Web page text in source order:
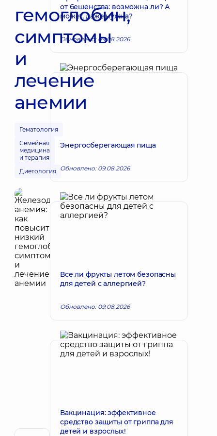
гемоглобин,
симптомы
и
лечение
анемии
Гематология
Семейная
медицина
и терапия
Диетология
от бешенства: возможна ли? А
может, даже нужна?
Обновлено: 09.08.2026
Энергосберегающая пища
Обновлено: 09.08.2026
Все ли фрукты летом безопасны
для детей с аллергией?
Обновлено: 09.08.2026
Вакцинация: эффективное
средство защиты от гриппа для
детей и взрослых!